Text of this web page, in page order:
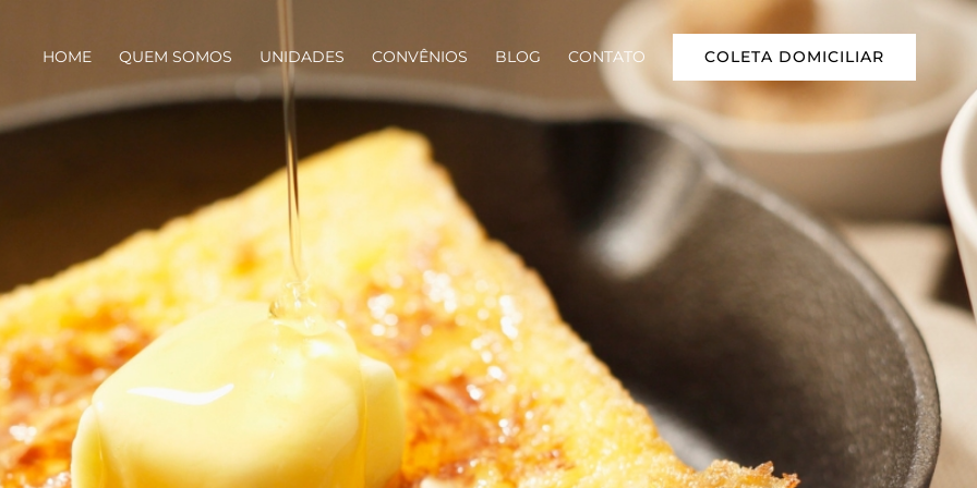
HOME QUEM SOMOS UNIDADES CONVÊNIOS BLOG CONTATO COLETA DOMICILIAR